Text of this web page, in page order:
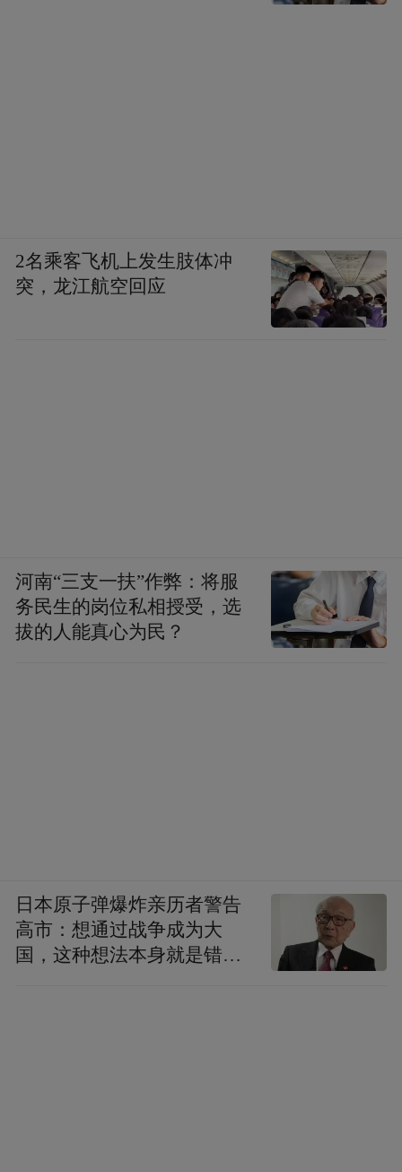
2名乘客飞机上发生肢体冲
突，龙江航空回应
河南“三支一扶”作弊：将服
务民生的岗位私相授受，选
拔的人能真心为民？
日本原子弹爆炸亲历者警告
高市：想通过战争成为大
国，这种想法本身就是错误